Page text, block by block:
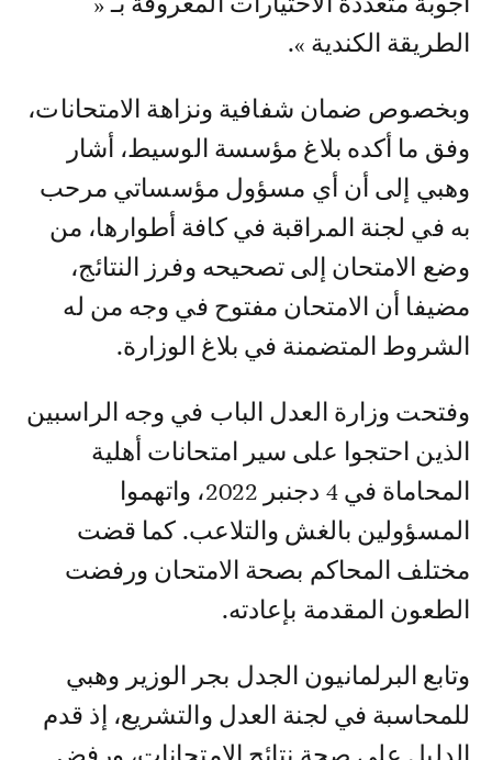
الطريقة الكندية ».
وبخصوص ضمان شفافية ونزاهة الامتحانات،
وفق ما أكده بلاغ مؤسسة الوسيط، أشار
وهبي إلى أن أي مسؤول مؤسساتي مرحب
به في لجنة المراقبة في كافة أطوارها، من
وضع الامتحان إلى تصحيحه وفرز النتائج،
مضيفا أن الامتحان مفتوح في وجه من له
الشروط المتضمنة في بلاغ الوزارة.
وفتحت وزارة العدل الباب في وجه الراسبين
الذين احتجوا على سير امتحانات أهلية
المحاماة في 4 دجنبر 2022، واتهموا
المسؤولين بالغش والتلاعب. كما قضت
مختلف المحاكم بصحة الامتحان ورفضت
الطعون المقدمة بإعادته.
وتابع البرلمانيون الجدل بجر الوزير وهبي
للمحاسبة في لجنة العدل والتشريع، إذ قدم